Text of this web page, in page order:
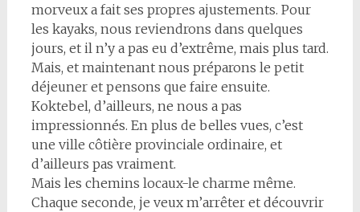
morveux a fait ses propres ajustements. Pour
les kayaks, nous reviendrons dans quelques
jours, et il n’y a pas eu d’extrême, mais plus tard.
Mais, et maintenant nous préparons le petit
déjeuner et pensons que faire ensuite.
Koktebel, d’ailleurs, ne nous a pas
impressionnés. En plus de belles vues, c’est
une ville côtière provinciale ordinaire, et
d’ailleurs pas vraiment.
Mais les chemins locaux-le charme même.
Chaque seconde, je veux m’arrêter et découvrir